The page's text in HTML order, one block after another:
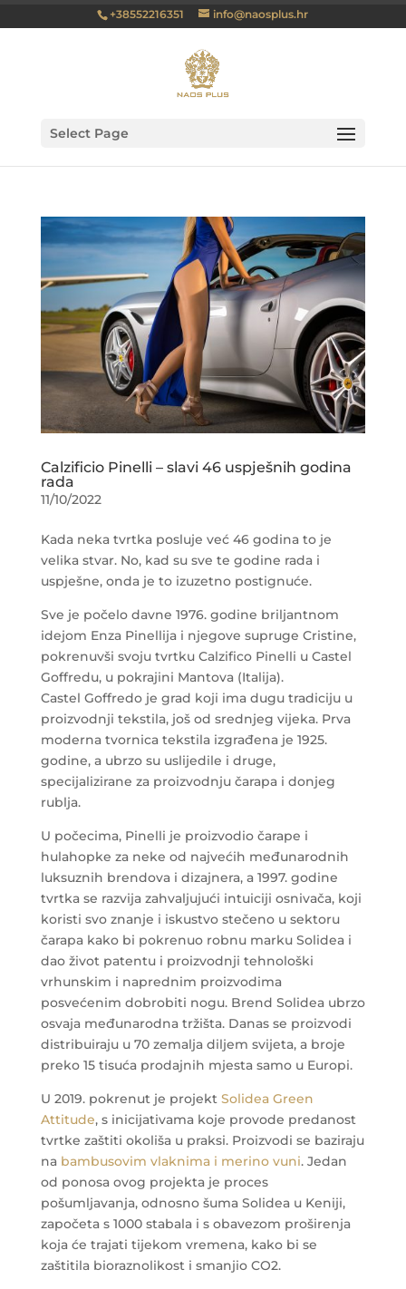
+38552216351 info@naosplus.hr
Select Page
Calzificio Pinelli – slavi 46 uspješnih godina
rada
11/10/2022
Kada neka tvrtka posluje već 46 godina to je
velika stvar. No, kad su sve te godine rada i
uspješne, onda je to izuzetno postignuće.
Sve je počelo davne 1976. godine briljantnom
idejom Enza Pinellija i njegove supruge Cristine,
pokrenuvši svoju tvrtku Calzifico Pinelli u Castel
Goffredu, u pokrajini Mantova (Italija).
Castel Goffredo je grad koji ima dugu tradiciju u
proizvodnji tekstila, još od srednjeg vijeka. Prva
moderna tvornica tekstila izgrađena je 1925.
godine, a ubrzo su uslijedile i druge,
specijalizirane za proizvodnju čarapa i donjeg
rublja.
U počecima, Pinelli je proizvodio čarape i
hulahopke za neke od najvećih međunarodnih
luksuznih brendova i dizajnera, a 1997. godine
tvrtka se razvija zahvaljujući intuiciji osnivača, koji
koristi svo znanje i iskustvo stečeno u sektoru
čarapa kako bi pokrenuo robnu marku Solidea i
dao život patentu i proizvodnji tehnološki
vrhunskim i naprednim proizvodima
posvećenim dobrobiti nogu. Brend Solidea ubrzo
osvaja međunarodna tržišta. Danas se proizvodi
distribuiraju u 70 zemalja diljem svijeta, a broje
preko 15 tisuća prodajnih mjesta samo u Europi.
U 2019. pokrenut je projekt Solidea Green
Attitude, s inicijativama koje provode predanost
tvrtke zaštiti okoliša u praksi. Proizvodi se baziraju
na bambusovim vlaknima i merino vuni. Jedan
od ponosa ovog projekta je proces
pošumljavanja, odnosno šuma Solidea u Keniji,
započeta s 1000 stabala i s obavezom proširenja
koja će trajati tijekom vremena, kako bi se
zaštitila bioraznolikost i smanjio CO2.